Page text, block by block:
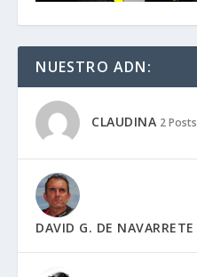
NUESTRO ADN:
CLAUDINA 2 Posts
DAVID G. DE NAVARRETE